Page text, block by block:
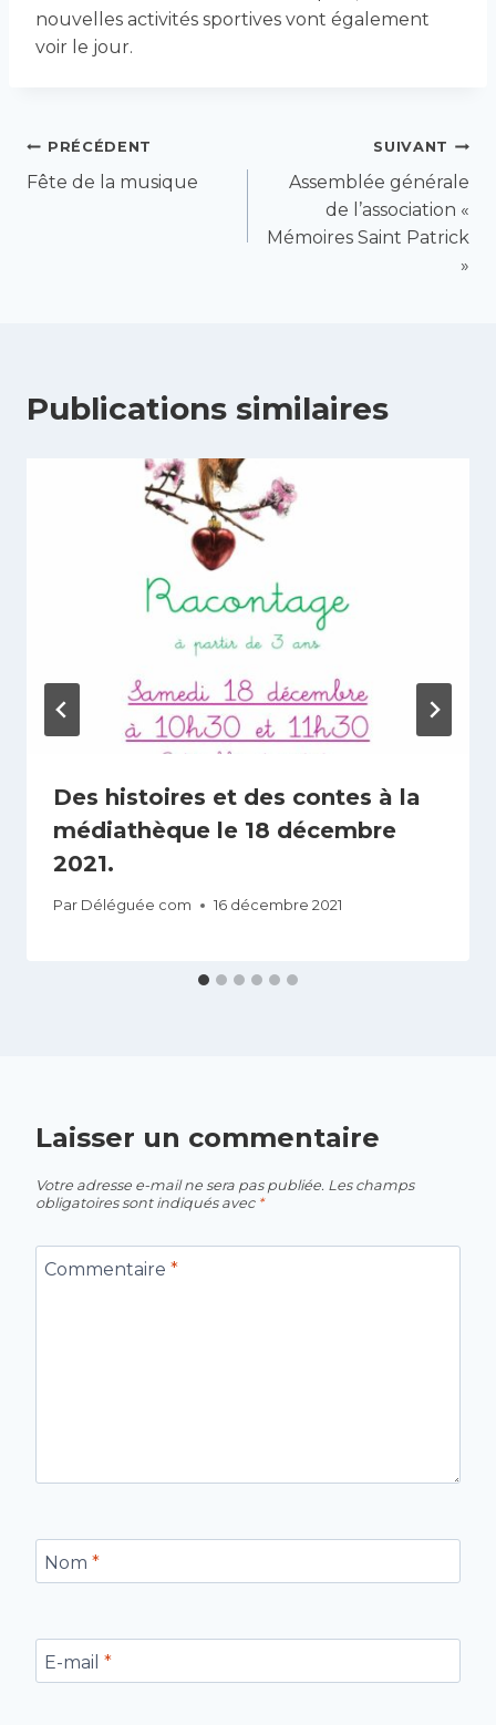
nouvelles activités sportives vont également
voir le jour.
Navigation
de
PRÉCÉDENT
Fête de la musique
SUIVANT
Assemblée générale
de l’association «
Mémoires Saint Patrick
»
Publications similaires
Des histoires et des contes à la
médiathèque le 18 décembre
2021.
Par Déléguée com 16 décembre 2021
Laisser un commentaire
Votre adresse e-mail ne sera pas publiée. Les champs
obligatoires sont indiqués avec *
Commentaire *
Nom *
E-mail *